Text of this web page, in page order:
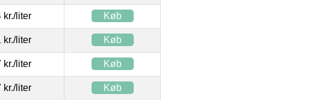
kr./liter Køb
kr./liter Køb
kr./liter Køb
kr./liter Køb